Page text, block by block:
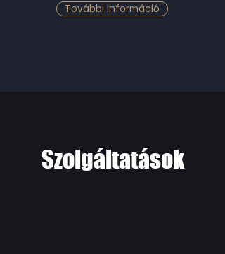
További információ
Szolgáltatások